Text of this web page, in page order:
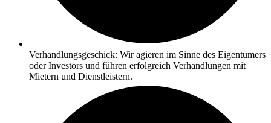
Verhandlungsgeschick: Wir agieren im Sinne des Eigentümers
oder Investors und führen erfolgreich Verhandlungen mit
Mietern und Dienstleistern.